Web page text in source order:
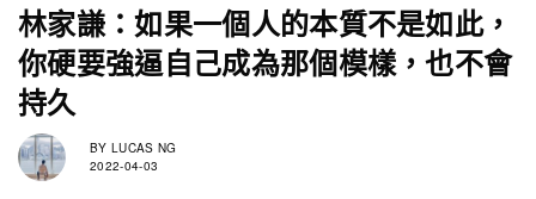
林家謙：如果一個人的本質不是如此，
你硬要強逼自己成為那個模樣，也不會
持久
BY LUCAS NG
2022-04-03